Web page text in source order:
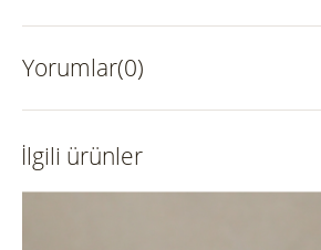
Yorumlar(0)
İlgili ürünler